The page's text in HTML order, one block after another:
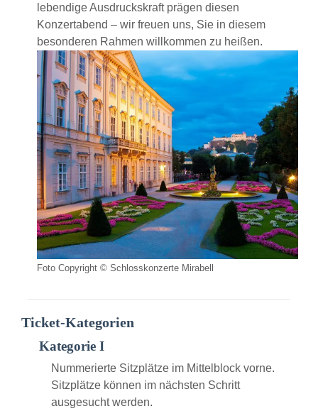
lebendige Ausdruckskraft prägen diesen
Konzertabend – wir freuen uns, Sie in diesem
besonderen Rahmen willkommen zu heißen.
Foto Copyright © Schlosskonzerte Mirabell
Ticket-Kategorien
Kategorie I
Nummerierte Sitzplätze im Mittelblock vorne.
Sitzplätze können im nächsten Schritt
ausgesucht werden.